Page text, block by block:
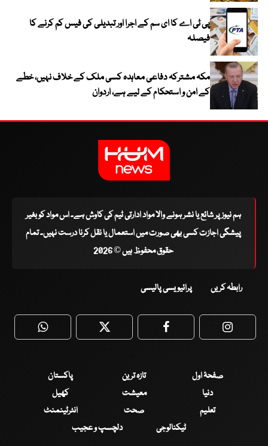
پی ٹی اے کا ای سم کے اجرا اور تبدیلی کی فیس کم کرنے کا
فیصلہ
مکہ مشترکہ دفاعی معاہدہ کسی ملک کے خلاف نہیں، خطے
کے امن و استحکام کے لیے ہے، اردوان
ہم نیوز پر شائع یا نشر ہونے والا مواد ادارتی ٹیم کی کاوش ہے۔ اس مواد کو بغیر
پیشگی اجازت کسی بھی صورت میں استعمال یا نقل کرنا درست نہیں۔ تمام
حقوق محفوظ ہیں © 2026
رابطہ کریں پرائیویسی پالیسی
WhatsApp Twitter Facebook
صفحۂ اول تازہ ترین
پاکستان
دنیا
معیشت
کھیل
تعلیم
صحت
انٹرٹینمنٹ
ٹیکنالوجی
دلچسپ و عجیب